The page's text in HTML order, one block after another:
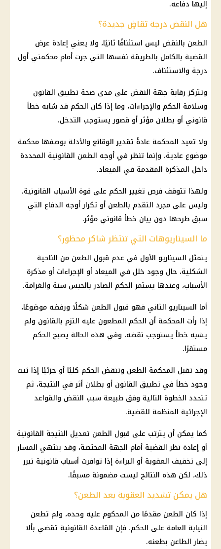
إليها دفاعه.
هل النقض درجة تقاضٍ جديدة؟
الطعن بالنقض ليس استئنافًا ثانيًا، ولا يعني إعادة عرض
القضية بالكامل بالطريقة نفسها التي جرت أمام محكمتي أول
درجة والاستئناف.
وتتركز رقابة جهة النقض على مدى صحة تطبيق القانون
وسلامة الحكم والإجراءات، وما إذا كان الحكم قد شابه خطأ
قانوني أو بطلان مؤثر أو قصور يستوجب التدخل.
ولا تعيد المحكمة عادةً تقدير الوقائع والأدلة بوصفها محكمة
موضوع عادية، وإنما تنظر في أوجه الطعن القانونية المحددة
داخل المذكرة المقدمة في الميعاد.
ولهذا تتوقف فرص تغيير الحكم على قوة الأسباب القانونية،
وليس على مجرد التقدم بالطعن أو تكرار أوجه الدفاع التي
سبق طرحها دون بيان خطأ قانوني مؤثر.
ما السيناريوهات التي تنتظر شاكر محظور؟
يتمثل السيناريو الأول في عدم قبول الطعن من الناحية
الشكلية، حال وجود خلل في الميعاد أو الإجراءات أو مذكرة
الأسباب، وعندها يستمر الحكم الصادر بالحبس سنة والغرامة.
أما السيناريو الثاني فهو قبول الطعن شكلًا ورفضه موضوعًا،
إذا رأت المحكمة أن الحكم المطعون عليه التزم بالقانون ولم
يشبه خطأ يستوجب نقضه، وفي هذه الحالة يصبح الحكم
مستقرًا.
وقد تقبل المحكمة الطعن وتنقض الحكم كليًا أو جزئيًا إذا ثبت
وجود خطأ في تطبيق القانون أو بطلان أثر في النتيجة، ثم
تتحدد الخطوة التالية وفق طبيعة سبب النقض والقواعد
الإجرائية المنظمة للقضية.
كما يمكن أن يترتب على قبول الطعن تعديل النتيجة القانونية
أو إعادة نظر القضية أمام الجهة المختصة، وقد ينتهي المسار
إلى تخفيف العقوبة أو البراءة إذا توافرت أسباب قانونية تبرر
ذلك، لكن هذه النتائج ليست مضمونة مسبقًا.
هل يمكن تشديد العقوبة بعد الطعن؟
إذا كان الطعن مقدمًا من المحكوم عليه وحده، ولم تطعن
النيابة العامة على الحكم، فإن القاعدة القانونية تقضي بألا
يضار الطاعن بطعنه.